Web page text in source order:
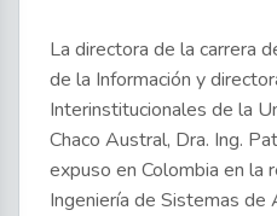
La directora de la carrera
de la Información y
Interinstitucionales de la
Chaco Austral, Dra. Ing.
expuso en Colombia en la
Ingeniería de Sistemas de